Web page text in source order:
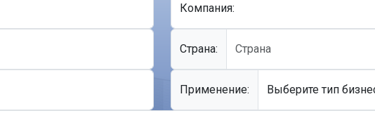
Компания:
Cтрана:
Применение: